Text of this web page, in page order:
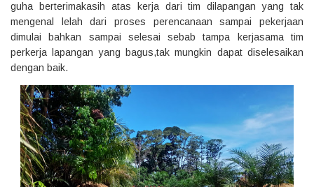
guha berterimakasih atas kerja dari tim dilapangan yang tak
mengenal lelah dari proses perencanaan sampai pekerjaan
dimulai bahkan sampai selesai sebab tampa kerjasama tim
perkerja lapangan yang bagus,tak mungkin dapat diselesaikan
dengan baik.